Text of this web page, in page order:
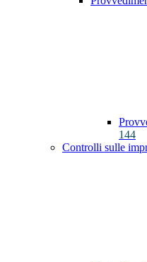
144
Controlli sulle